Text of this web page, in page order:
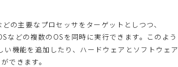
主要なプロセッサをターゲットとしつつ、
などの複数のOSを同時に実行できます。このよう
機能を追加したり、ハードウェアとソフトウェア
できます。